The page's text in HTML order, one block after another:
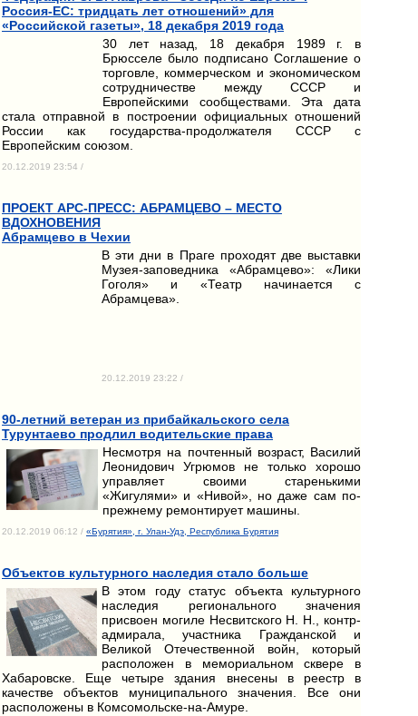
Россия-ЕС: тридцать лет отношений» для
«Российской газеты», 18 декабря 2019 года
30 лет назад, 18 декабря 1989 г. в
Брюсселе было подписано Соглашение о
торговле, коммерческом и экономическом
сотрудничестве между СССР и
Европейскими сообществами. Эта дата
стала отправной в построении официальных отношений
России как государства-продолжателя СССР с
Европейским союзом.
20.12.2019 23:54 /
ПРОЕКТ АРС-ПРЕСС: АБРАМЦЕВО – МЕСТО
ВДОХНОВЕНИЯ
Абрамцево в Чехии
В эти дни в Праге проходят две выставки
Музея-заповедника «Абрамцево»: «Лики
Гоголя» и «Театр начинается с
Абрамцева».
20.12.2019 23:22 /
90-летний ветеран из прибайкальского села
Турунтаево продлил водительские права
Несмотря на почтенный возраст, Василий
Леонидович Угрюмов не только хорошо
управляет своими старенькими
«Жигулями» и «Нивой», но даже сам по-
прежнему ремонтирует машины.
20.12.2019 06:12 / «Бурятия», г. Улан-Удэ, Республика Бурятия
Объектов культурного наследия стало больше
В этом году статус объекта культурного
наследия регионального значения
присвоен могиле Несвитского Н. Н., контр-
адмирала, участника Гражданской и
Великой Отечественной войн, который
расположен в мемориальном сквере в
Хабаровске. Еще четыре здания внесены в реестр в
качестве объектов муниципального значения. Все они
расположены в Комсомольске-на-Амуре.